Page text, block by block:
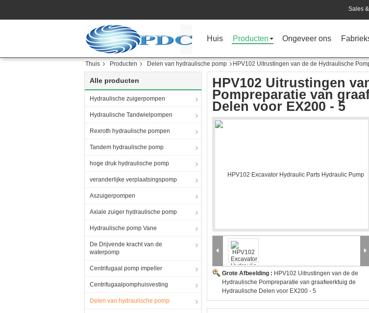
Sales
Huis Producten Ongeveer ons
Thuis Producten Delen van hydraulische pomp HPV102 Uitrustingen van de de Hydraulische
Alle producten
Hydraulische zuigerpompen
Hydraulische Tandwielpompen
Rexroth hydraulische pompen
Tandem hydraulische pomp
hoge druk hydraulische pomp
veranderlijke verplaatsingspomp
Aszuigerpompen
Axiale zuiger hydraulische pomp
Hydraulische pomp Vane
De Drijvende kracht van de
waterpomp
Centrifugaal pomp impeller
Centrifugaalpomphuisvesting
Delen van hydraulische pomp
HPV102 Uitrustingen
Pompreparatie van
Delen voor EX200 - 5
Grote Afbeelding : HPV102 Uitrustingen van de de
Hydraulische Pompreparatie van graafwerktuig de
Hydraulische Delen voor EX200 - 5